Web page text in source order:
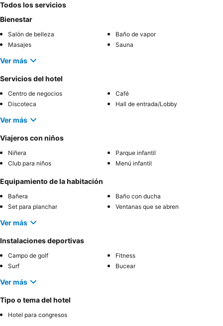
Todos los servicios
Bienestar
Salón de belleza
Baño de vapor
Masajes
Sauna
Ver más
Servicios del hotel
Centro de negocios
Café
Discoteca
Hall de entrada/Lobby
Ver más
Viajeros con niños
Niñera
Parque infantil
Club para niños
Menú infantil
Equipamiento de la habitación
Bañera
Baño con ducha
Set para planchar
Ventanas que se abren
Ver más
Instalaciones deportivas
Campo de golf
Fitness
Surf
Bucear
Ver más
Tipo o tema del hotel
Hotel para congresos